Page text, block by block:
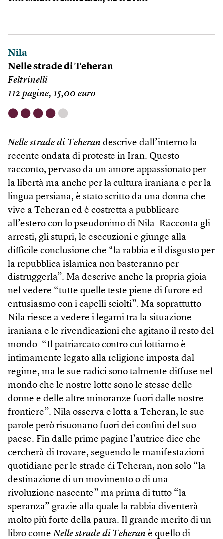
Nila
Nelle strade di Teheran
Feltrinelli
112 pagine, 15,00 euro
⬤ ⬤ ⬤ ⬤ ⬤
Nelle strade di Teheran descrive dall’interno la
recente ondata di proteste in Iran. Questo
racconto, pervaso da un amore appassionato per
la libertà ma anche per la cultura iraniana e per la
lingua persiana, è stato scritto da una donna che
vive a Teheran ed è costretta a pubblicare
all’estero con lo pseudonimo di Nila. Racconta gli
arresti, gli stupri, le esecuzioni e giunge alla
difficile conclusione che “la rabbia e il disgusto per
la repubblica islamica non basteranno per
distruggerla”. Ma descrive anche la propria gioia
nel vedere “tutte quelle teste piene di furore ed
entusiasmo con i capelli sciolti”. Ma soprattutto
Nila riesce a vedere i legami tra la situazione
iraniana e le rivendicazioni che agitano il resto del
mondo: “Il patriarcato contro cui lottiamo è
intimamente legato alla religione imposta dal
regime, ma le sue radici sono talmente diffuse nel
mondo che le nostre lotte sono le stesse delle
donne e delle altre minoranze fuori dalle nostre
frontiere”. Nila osserva e lotta a Teheran, le sue
parole però risuonano fuori dei confini del suo
paese. Fin dalle prime pagine l’autrice dice che
cercherà di trovare, seguendo le manifestazioni
quotidiane per le strade di Teheran, non solo “la
destinazione di un movimento o di una
rivoluzione nascente” ma prima di tutto “la
speranza” grazie alla quale la rabbia diventerà
molto più forte della paura. Il grande merito di un
libro come Nelle strade di Teheran è quello di